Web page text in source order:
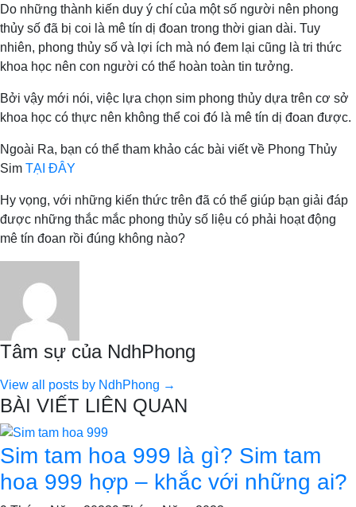
Do những thành kiến duy ý chí của một số người nên phong
thủy số đã bị coi là mê tín dị đoan trong thời gian dài. Tuy
nhiên, phong thủy số và lợi ích mà nó đem lại cũng là tri thức
khoa học nên con người có thể hoàn toàn tin tưởng.
Bởi vậy mới nói, việc lựa chọn sim phong thủy dựa trên cơ sở
khoa học có thực nên không thể coi đó là mê tín dị đoan được.
Ngoài Ra, bạn có thể tham khảo các bài viết về Phong Thủy
Sim TẠI ĐÂY
Hy vọng, với những kiến thức trên đã có thể giúp bạn giải đáp
được những thắc mắc phong thủy số liệu có phải hoạt động
mê tín đoan rồi đúng không nào?
Tâm sự của NdhPhong
View all posts by NdhPhong →
BÀI VIẾT LIÊN QUAN
Sim tam hoa 999 là gì? Sim tam
hoa 999 hợp – khắc với những ai?